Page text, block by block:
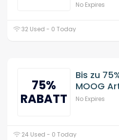
No Expires
32 Used - 0 Today
75%
RABATT
Bis zu
MOOG
No Expires
24 Used - 0 Today